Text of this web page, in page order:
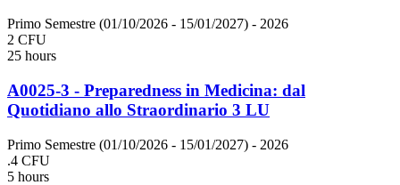
Primo Semestre (01/10/2026 - 15/01/2027) - 2026
2 CFU
25 hours
A0025-3 - Preparedness in Medicina: dal
Quotidiano allo Straordinario 3 LU
Primo Semestre (01/10/2026 - 15/01/2027) - 2026
.4 CFU
5 hours